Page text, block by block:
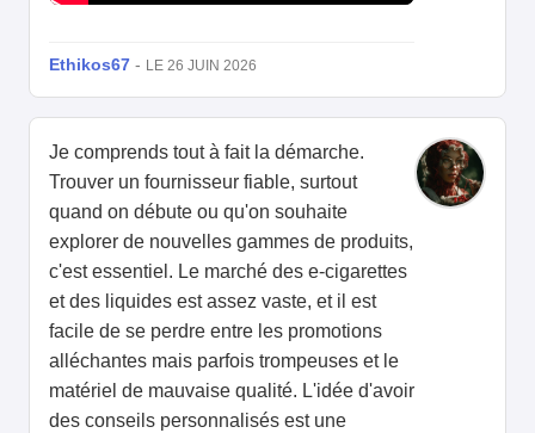
Ethikos67 - LE 26 JUIN 2026
Je comprends tout à fait la démarche.
Trouver un fournisseur fiable, surtout
quand on débute ou qu'on souhaite
explorer de nouvelles gammes de produits,
c'est essentiel. Le marché des e-cigarettes
et des liquides est assez vaste, et il est
facile de se perdre entre les promotions
alléchantes mais parfois trompeuses et le
matériel de mauvaise qualité. L'idée d'avoir
des conseils personnalisés est une